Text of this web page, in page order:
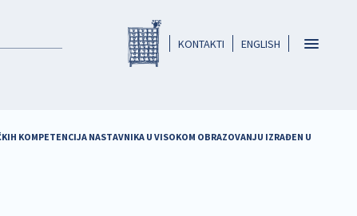
ENGLISH
headerKONTAKTI
Toggle
KOMPETENCIJA NASTAVNIKA U VISOKOM OBRAZOVANJU IZRAĐEN U